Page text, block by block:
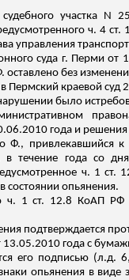
судебного участка
ч. 4
управления
суда г. Перми от
без
краевой суд
было
года и
Ф., привлекавшийся
течение года со
ч. 1
состоянии опьянения.
1 ст. 12.8 КоАП РФ
подтверждается
года с
его подписью (л.д.
опьянения в